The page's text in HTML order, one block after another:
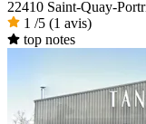
22410 Saint-Quay-
1 /5 (1 avis)
top notes